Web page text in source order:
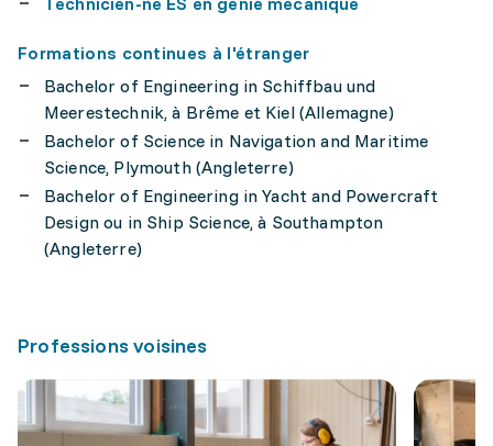
Formations continues à l'étranger
Bachelor of Engineering in Schiffbau und
Meerestechnik, à Brême et Kiel (Allemagne)
Bachelor of Science in Navigation and Maritime
Science, Plymouth (Angleterre)
Bachelor of Engineering in Yacht and Powercraft
Design ou in Ship Science, à Southampton
(Angleterre)
Professions voisines